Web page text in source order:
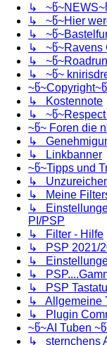
↳
↳ ~წ~Hier
↳
↳ ~წ~Ravens
↳
↳ ~წ~
↳ Kostennote
↳ ~წ~Respect
~წ~ Foren die
↳
↳ Linkbanner
~წ~Tipps und
↳
↳ Meine
↳
PI/PSP
↳ Filter - Hilfe
↳ PSP 2021/
↳
↳
↳ PSP
↳ Allgemeine
↳ Plugin
~წ~AI Tuben
↳ sternchens